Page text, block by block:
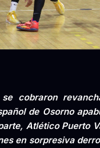
se cobraron
de Osorno
Atlético Puerto
en sorpresiva